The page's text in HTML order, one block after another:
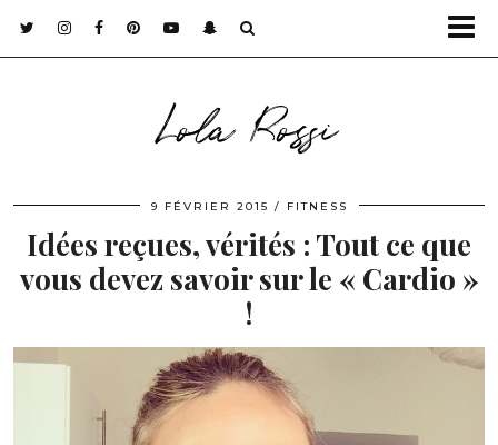
Lola Rossi
9 FÉVRIER 2015 FITNESS
Idées reçues, vérités : Tout ce que
vous devez savoir sur le « Cardio »
!